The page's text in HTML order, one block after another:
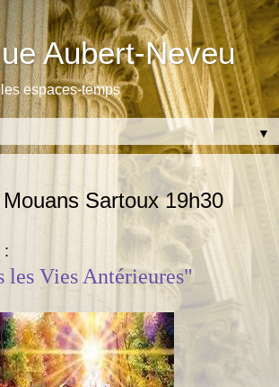
Aubert-Neveu
espaces-temps
▼
Sartoux 19h30
:
les Vies Antérieures"